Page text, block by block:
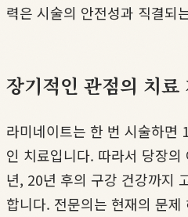
력은 시술의 안전성과 직결되
장기적인 관점의 치료
라미네이트는 한 번 시술하면
인 치료입니다. 따라서 당장
년, 20년 후의 구강 건강까지
합니다. 전문의는 현재의 문